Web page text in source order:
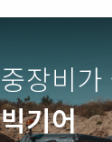
중장비
빅기어